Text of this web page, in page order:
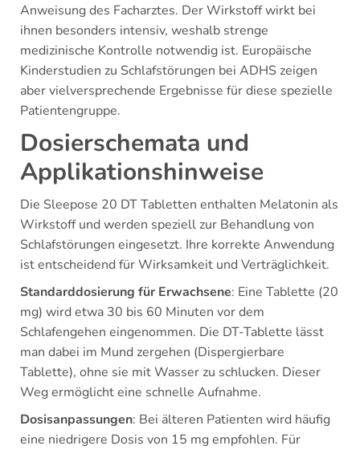
Anweisung des Facharztes. Der Wirkstoff wirkt bei
ihnen besonders intensiv, weshalb strenge
medizinische Kontrolle notwendig ist. Europäische
Kinderstudien zu Schlafstörungen bei ADHS zeigen
aber vielversprechende Ergebnisse für diese spezielle
Patientengruppe.
Dosierschemata und
Applikationshinweise
Die Sleepose 20 DT Tabletten enthalten Melatonin als
Wirkstoff und werden speziell zur Behandlung von
Schlafstörungen eingesetzt. Ihre korrekte Anwendung
ist entscheidend für Wirksamkeit und Verträglichkeit.
Standarddosierung für Erwachsene: Eine Tablette (20
mg) wird etwa 30 bis 60 Minuten vor dem
Schlafengehen eingenommen. Die DT-Tablette lässt
man dabei im Mund zergehen (Dispergierbare
Tablette), ohne sie mit Wasser zu schlucken. Dieser
Weg ermöglicht eine schnelle Aufnahme.
Dosisanpassungen: Bei älteren Patienten wird häufig
eine niedrigere Dosis von 15 mg empfohlen. Für